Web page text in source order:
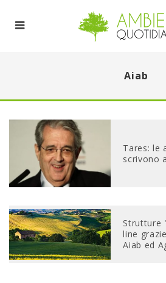
Aiab
Tares: le
scrivono
Strutture
line
Aiab ed